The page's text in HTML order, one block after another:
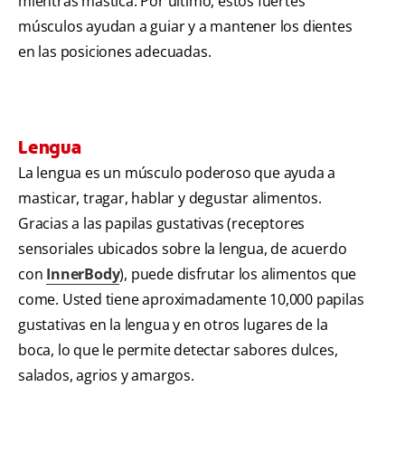
músculos ayudan a guiar y a mantener los dientes
en las posiciones adecuadas.
Lengua
La lengua es un músculo poderoso que ayuda a
masticar, tragar, hablar y degustar alimentos.
Gracias a las papilas gustativas (receptores
sensoriales ubicados sobre la lengua, de acuerdo
con InnerBody), puede disfrutar los alimentos que
come. Usted tiene aproximadamente 10,000 papilas
gustativas en la lengua y en otros lugares de la
boca, lo que le permite detectar sabores dulces,
salados, agrios y amargos.